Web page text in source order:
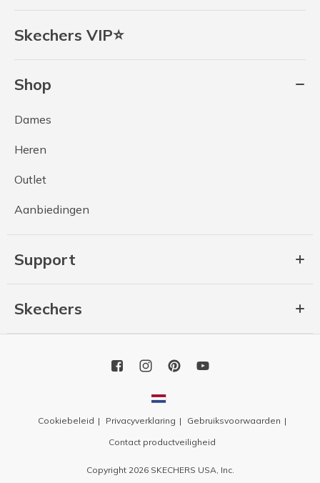
Skechers VIP⭐
Shop
Dames
Heren
Outlet
Aanbiedingen
Support
Skechers
Cookiebeleid Privacyverklaring
Gebruiksvoorwaarden
Contact productveiligheid
Copyright 2026 SKECHERS USA, Inc.